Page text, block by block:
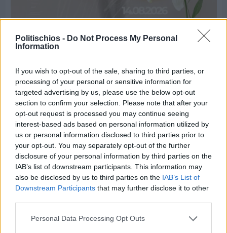
Politischios - Do Not Process My Personal
Information
If you wish to opt-out of the sale, sharing to third parties, or
processing of your personal or sensitive information for
targeted advertising by us, please use the below opt-out
section to confirm your selection. Please note that after your
opt-out request is processed you may continue seeing
interest-based ads based on personal information utilized by
us or personal information disclosed to third parties prior to
your opt-out. You may separately opt-out of the further
disclosure of your personal information by third parties on the
IAB’s list of downstream participants. This information may
also be disclosed by us to third parties on the IAB’s List of
Downstream Participants that may further disclose it to other
Personal Data Processing Opt Outs
Παραμονή Δεκαπενταύγουστου με μεγάλο
πανηγύρι στη Σιδηρούντα